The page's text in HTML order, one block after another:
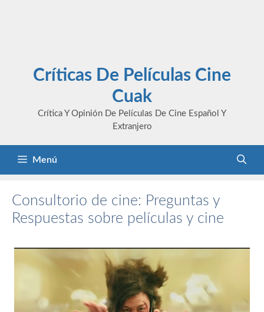
Críticas De Películas Cine
Cuak
Crítica Y Opinión De Películas De Cine Español Y
Extranjero
Menú
Consultorio de cine: Preguntas y
Respuestas sobre películas y cine